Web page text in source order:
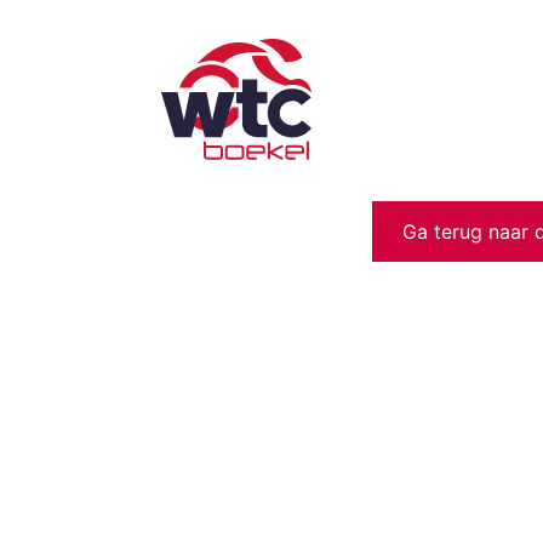
Ga terug naar